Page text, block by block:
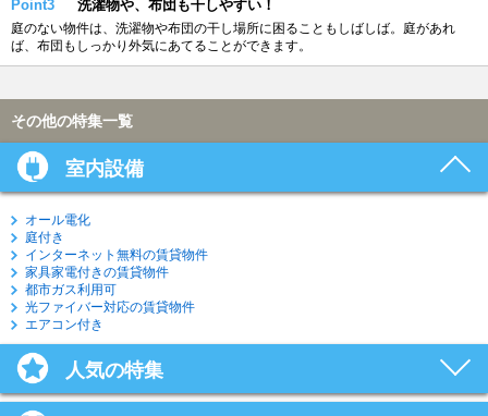
Point3 洗濯物や、布団も干しやすい！
庭のない物件は、洗濯物や布団の干し場所に困ることもしばしば。庭があれ
ば、布団もしっかり外気にあてることができます。
その他の特集一覧
室内設備
オール電化
庭付き
インターネット無料の賃貸物件
家具家電付きの賃貸物件
都市ガス利用可
光ファイバー対応の賃貸物件
エアコン付き
人気の特集